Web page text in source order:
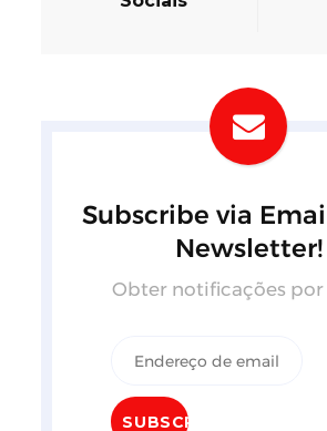
Subscribe via
Newsletter!
Obter notificações por